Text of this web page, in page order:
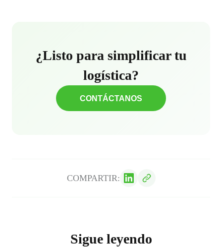
¿Listo para simplificar tu
logística?
CONTÁCTANOS
COMPARTIR:
Sigue leyendo